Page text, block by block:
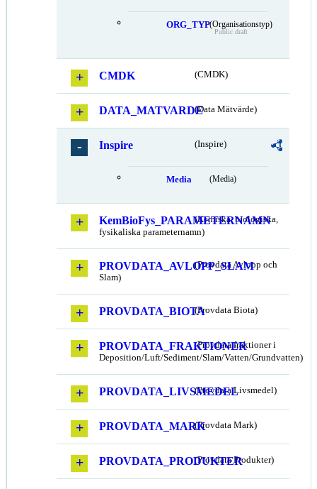
ORG_TYP(Organisationstyp)
Public draft
CMDK (CMDK)
DATA_MATVARDE(Data Mätvärde)
Inspire (Inspire)
Media (Media)
KemBioFys_PARAMETERNAMN
(Kemiska, biologiska,
fysikaliska parameternamn)
PROVDATA_AVLOPP_SLAM
(Provdata Avlopp och
Slam)
PROVDATA_BIOTA(Provdata Biota)
PROVDATA_FRAKTIONER
(Provdata fraktioner i
Deposition/Luft/Sediment/Slam/Vatten/Grundvatten)
PROVDATA_LIVSMEDEL
(Provdata Livsmedel)
PROVDATA_MARK(Provdata Mark)
PROVDATA_PRODUKTER
(Provdata Produkter)